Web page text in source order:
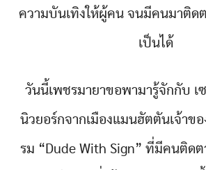
ความบันเทิงให้ผู้คน จนมีคนมาติด
เป็นได้
วันนี้เพชรมายาขอพามารู้จักกับ เ
นิวยอร์กจากเมืองแมนฮัตตันเจ้าข
รม “Dude With Sign” ที่มีคนติด